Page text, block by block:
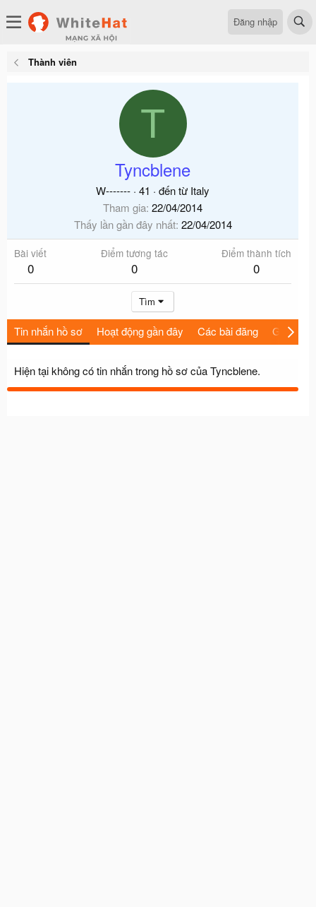
Đăng nhập
Thành viên
T
Tyncblene
W------- · 41 · đến từ Italy
Tham gia 22/04/2014
Thấy lần gần đây nhất 22/04/2014
Bài viết
0
Điểm tương tác
0
Điểm thành tích
0
Tìm
Tin nhắn hồ sơ Hoạt động gần đây Các bài đăng Giới thiệu
Hiện tại không có tin nhắn trong hồ sơ của Tyncblene.